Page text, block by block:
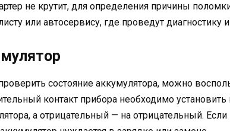
не крутит, для определения причины
или автосервису, где проведут диагностику
состояние аккумулятора, можно
контакт прибора необходимо
а отрицательный — на отрицательный.